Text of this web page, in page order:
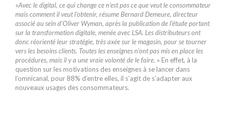
«Avec le digital, ce qui change ce n’est pas ce que veut le consommateur
mais comment il veut l’obtenir, ­résume Bernard Demeure, directeur
associé au sein d’Oliver Wyman, après la publication de l’étude portant
sur la transformation digitale, menée avec LSA. Les distributeurs ont
donc ­réorienté leur stratégie, très axée sur le magasin, pour se tourner
vers les besoins clients. Toutes les enseignes n’ont pas mis en place les
procédures, mais il y a une vraie volonté de le faire. » En effet, à la
question sur les motivations des enseignes à se lancer dans
l’omnicanal, pour 88% d’entre elles, il s’agit de s’adapter aux
nouveaux usages des consommateurs.